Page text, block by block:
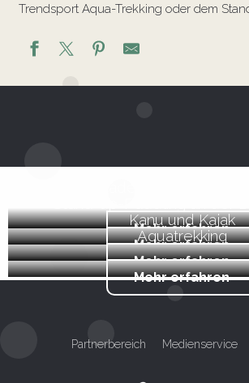
Trendsport Aqua-Trekking oder dem
Mehr erfahren
Mehr erfahren
Kanu und Kajak
Mehr erfahren
Aquatrekking
Mehr erfahren
Partnerbereich Medienservice